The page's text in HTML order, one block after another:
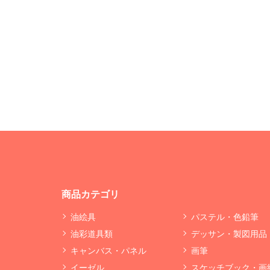
商品カテゴリ
油絵具
油彩道具類
キャンバス・パネル
イーゼル
パステル・色鉛筆
デッサン・製図用品
画筆
スケッチブック・画